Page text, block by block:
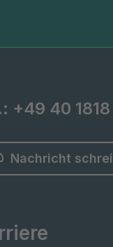
+49 40
Nachricht